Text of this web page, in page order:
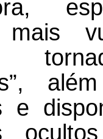
mais
e